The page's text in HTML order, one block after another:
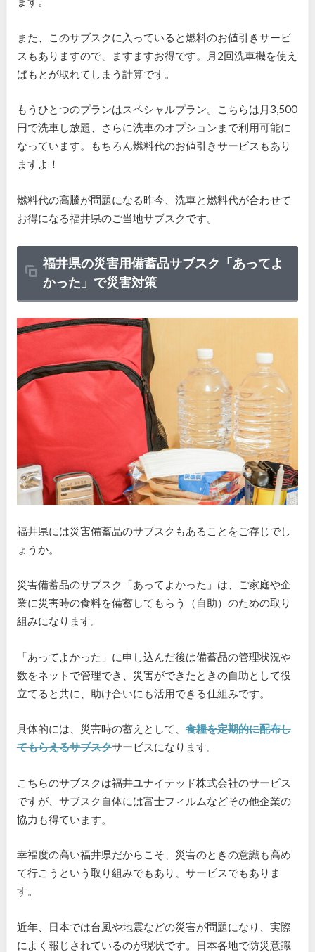
また、このサブスクに入っていると燃料のお値引きサービ
スもありますので、ますますお得です。月 2回洗車機を使え
ばもとが取れてしまう計算です。
もうひとつのプランはスペシャルプラン。こちらは月3,500
円で洗車し放題、さらに洗車のオプションまで利用可能に
なっています。もちろん燃料代のお値引きサービスもあり
ますよ！
燃料代の高騰が問題になる昨今、洗車と燃料代が合わせて
お得になる福井県のご当地サブスクです。
福井県の災害用備蓄品サブスク「あってよ
かった」で災害対策
福井県には災害備蓄品のサブスクもあることをご存じでし
ょうか。
災害備蓄品のサブスク「あってよかった」は、ご家庭や企
業に災害時の食料を備蓄してもらう（自助）のための取り
組みになります。
「あってよかった」に申し込んだ後は備蓄品の管理状況や
数をネットで管理でき、災害ができたときの自助として役
立てると共に、助け合いにも活用できる仕組みです。
具体的には、災害時の蓄えとして、食糧を定期的に配布し
てもらえるサブスクサービスになります。
こちらのサブスクは福井ユナイテッド株式会社のサービス
ですが、サブスク自体には富士フィルムなどその他企業の
協力も得ています。
幸福度の高い福井県だからこそ、災害のときの意識も高め
て行こうという取り組みでもあり、サービスでもありま
す。
近年、日本では台風や地震などの災害が問題になり、実際
によく報じされているのが現状です。日本各地で防災意識